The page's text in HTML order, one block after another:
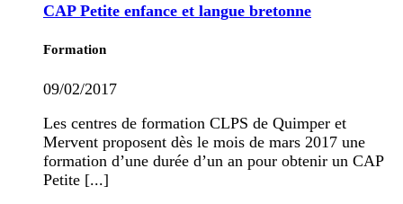
CAP Petite enfance et langue bretonne
Formation
09/02/2017
Les centres de formation CLPS de Quimper et
Mervent proposent dès le mois de mars 2017 une
formation d’une durée d’un an pour obtenir un CAP
Petite [...]